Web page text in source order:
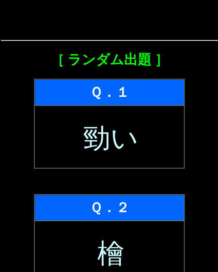
［ ランダム出題 ］
Ｑ．１
勁い
Ｑ．２
檜